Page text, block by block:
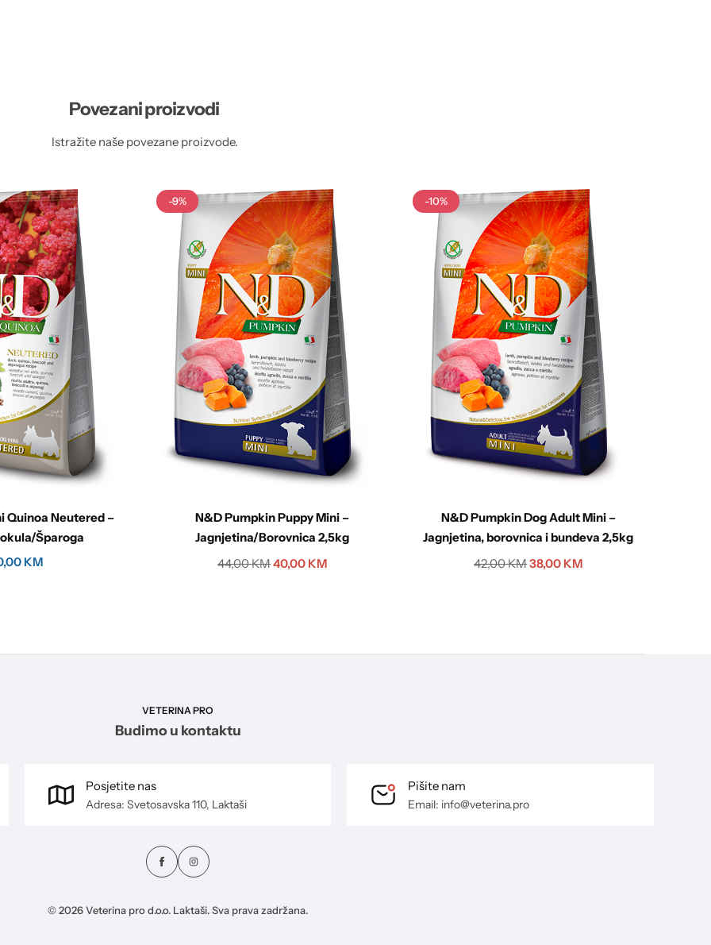
Povezani proizvodi
Istražite naše povezane proizvode.
Quinoa Neutered –
Šparoga
KM
-9%
N&D Pumpkin Puppy Mini –
Jagnjetina/Borovnica 2,5kg
44,00KM40,00 KM
-10%
N&D Pumpkin Dog Adult Mini –
Jagnjetina, borovnica i bundeva 2,5kg
42,00KM38,00 KM
VETERINA PRO
Budimo u kontaktu
Posjetite nas
Adresa: Svetosavska 110, Laktaši
Pišite nam
Email: info@veterina.pro
© 2026 Veterina pro d.o.o. Laktaši. Sva prava zadržana.